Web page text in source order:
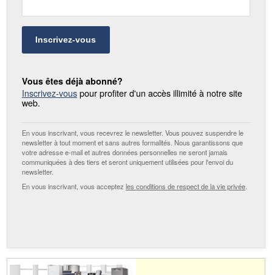
Inscrivez-vous
Vous êtes déjà abonné?
Inscrivez-vouspour profiter d'un accès illimité à notre site
web.
En vous inscrivant, vous recevrez le newsletter. Vous pouvez suspendre le
newsletter à tout moment et sans autres formalités. Nous garantissons que
votre adresse e-mail et autres données personnelles ne seront jamais
communiquées à des tiers et seront uniquement utilisées pour l'envoi du
newsletter.
En vous inscrivant, vous acceptez les conditions de respect de la vie privée